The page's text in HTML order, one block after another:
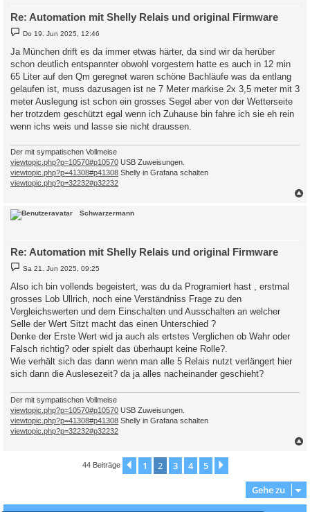
Re: Automation mit Shelly Relais und original Firmware
B
e
t
r
a
g
Do 19. Jun 2025, 12:46
Ja München drift es da immer etwas härter, da sind wir da herüber
schon deutlich entspannter obwohl vorgestern hatte es auch in 12 min
65 Liter auf den Qm geregnet waren schöne Bachläufe was da entlang
gelaufen ist, muss dazusagen ist ne 7 Meter markise 2x 3,5 meter mit 3
meter Auslegung ist schon ein grosses Segel aber von der Wetterseite
her trotzdem geschützt egal wenn ich Zuhause bin fahre ich sie eh rein
wenn ichs weis und lasse sie nicht draussen.
Der mit sympatischen Vollmeise
viewtopic.php?p=10570#p10570 USB Zuweisungen.
viewtopic.php?p=41308#p41308 Shelly in Grafana schalten
viewtopic.php?p=32232#p32232
Schwarzermann
Re: Automation mit Shelly Relais und original Firmware
B
e
t
r
g
Sa 21. Jun 2025, 09:25
Also ich bin vollends begeistert, was du da Programiert hast , erstmal
grosses Lob Ullrich, noch eine Verständniss Frage zu den
Vergleichswerten und dem Einschalten und Ausschalten an welcher
Selle der Wert Sitzt macht das einen Unterschied ?
Denke der Erste Wert wid ja auch als ertstes Verglichen ob Wahr oder
Falsch richtig? oder spielt das überhaupt keine Rolle?.
Wie verhält sich das dann wenn man alle 5 Relais nutzt verlängert hier
sich dann die Auslesezeit? da ja alles nacheinander geschieht?
Der mit sympatischen Vollmeise
viewtopic.php?p=10570#p10570 USB Zuweisungen.
viewtopic.php?p=41308#p41308 Shelly in Grafana schalten
viewtopic.php?p=32232#p32232
e
44 Beiträge Vorherige
1 2 3 4 5
Gehe zu